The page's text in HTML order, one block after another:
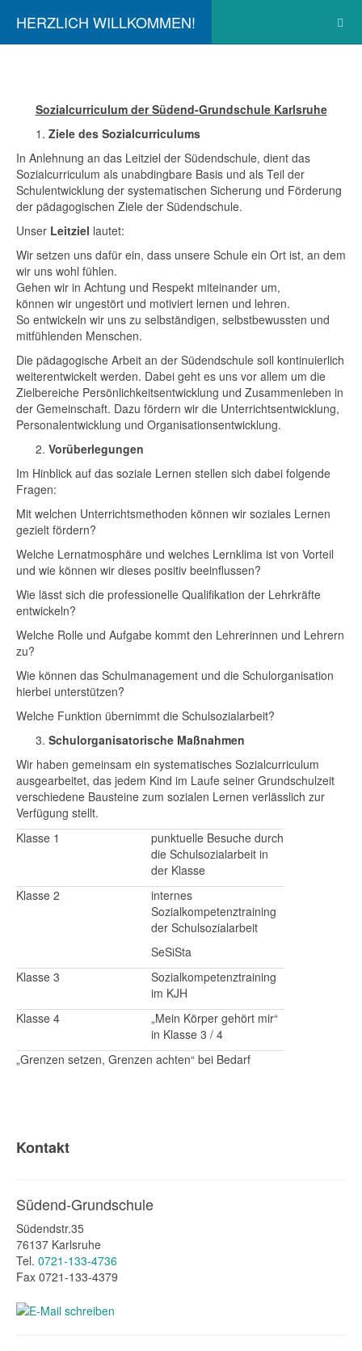
HERZLICH WILLKOMMEN!
Sozialcurriculum der Südend-Grundschule Karlsruhe
Ziele des Sozialcurriculums
In Anlehnung an das Leitziel der Südendschule, dient das
Sozialcurriculum als unabdingbare Basis und als Teil der
Schulentwicklung der systematischen Sicherung und Förderung
der pädagogischen Ziele der Südendschule.
Unser Leitziel lautet:
Wir setzen uns dafür ein, dass unsere Schule ein Ort ist, an dem
wir uns wohl fühlen.
Gehen wir in Achtung und Respekt miteinander um,
können wir ungestört und motiviert lernen und lehren.
So entwickeln wir uns zu selbständigen, selbstbewussten und
mitfühlenden Menschen.
Die pädagogische Arbeit an der Südendschule soll kontinuierlich
weiterentwickelt werden. Dabei geht es uns vor allem um die
Zielbereiche Persönlichkeitsentwicklung und Zusammenleben in
der Gemeinschaft. Dazu fördern wir die Unterrichtsentwicklung,
Personalentwicklung und Organisationsentwicklung.
Vorüberlegungen
Im Hinblick auf das soziale Lernen stellen sich dabei folgende
Fragen:
Mit welchen Unterrichtsmethoden können wir soziales Lernen
gezielt fördern?
Welche Lernatmosphäre und welches Lernklima ist von Vorteil
und wie können wir dieses positiv beeinflussen?
Wie lässt sich die professionelle Qualifikation der Lehrkräfte
entwickeln?
Welche Rolle und Aufgabe kommt den Lehrerinnen und Lehrern
zu?
Wie können das Schulmanagement und die Schulorganisation
hierbei unterstützen?
Welche Funktion übernimmt die Schulsozialarbeit?
Schulorganisatorische Maßnahmen
Wir haben gemeinsam ein systematisches Sozialcurriculum
ausgearbeitet, das jedem Kind im Laufe seiner Grundschulzeit
verschiedene Bausteine zum sozialen Lernen verlässlich zur
Verfügung stellt.
Klasse 1
punktuelle Besuche durch
die Schulsozialarbeit in
der Klasse
Klasse 2
internes
Sozialkompetenztraining
der Schulsozialarbeit
SeSiSta
Klasse 3
Sozialkompetenztraining
im KJH
Klasse 4
„Mein Körper gehört mir“
in Klasse 3 / 4
„Grenzen setzen, Grenzen achten“ bei Bedarf
Kontakt
Südend-Grundschule
Südendstr.35
76137 Karlsruhe
Tel. 0721-133-4736
Fax 0721-133-4379